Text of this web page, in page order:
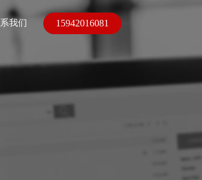
我们 15942016081